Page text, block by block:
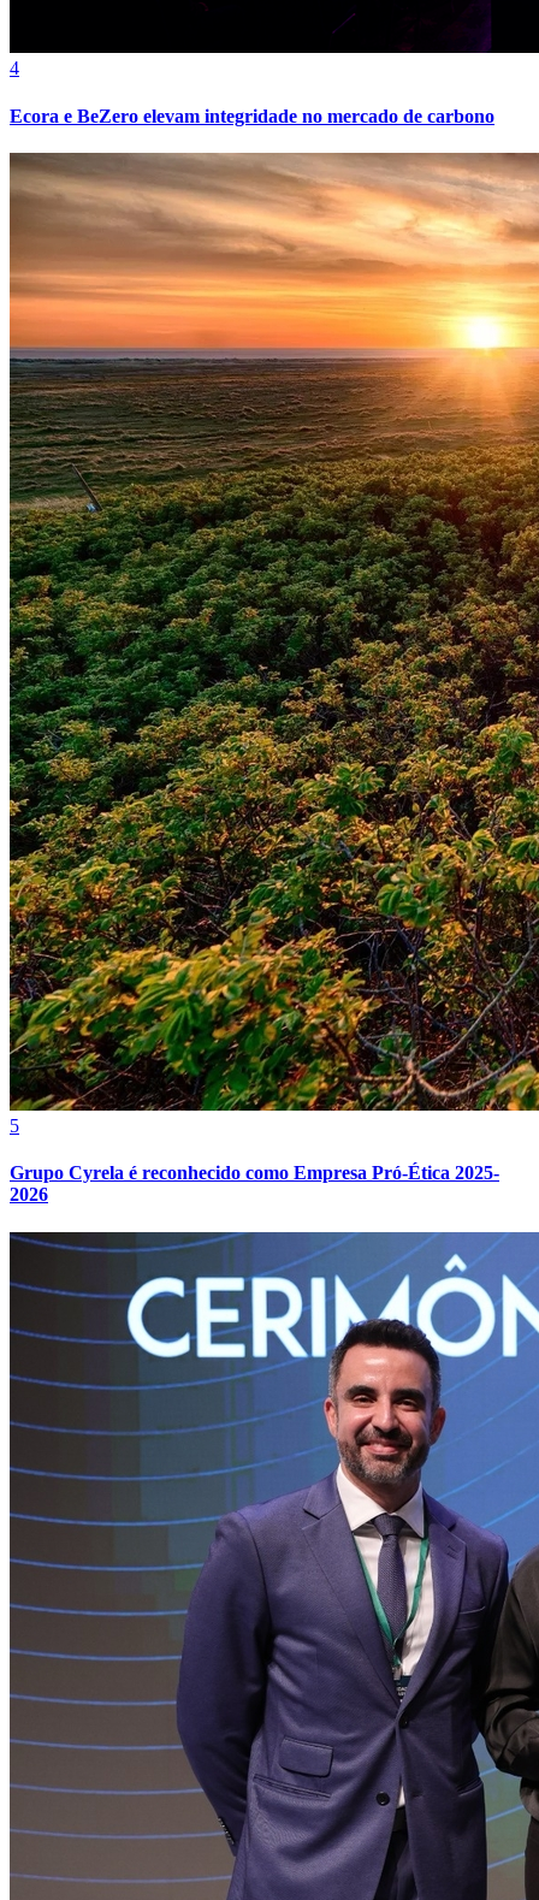
Internacional
Atlético-MG
Cruzeiro
4
Ecora e BeZero elevam integridade no mercado de carbono
5
Grupo Cyrela é reconhecido como Empresa Pró-Ética 2025-
2026